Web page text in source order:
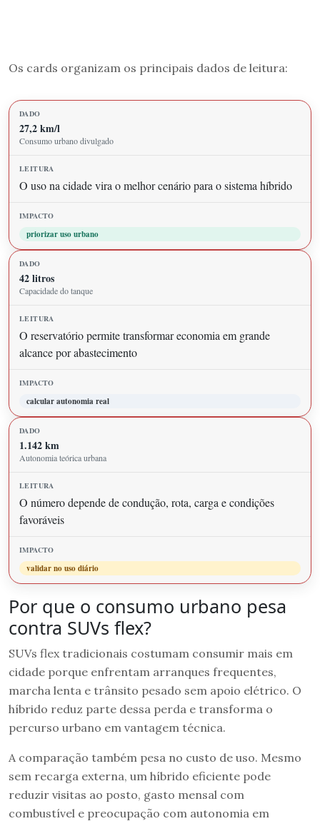
Os cards organizam os principais dados de leitura:
27,2 km/l
Consumo urbano divulgado
O uso na cidade vira o melhor cenário para o sistema híbrido
priorizar uso urbano
42 litros
Capacidade do tanque
O reservatório permite transformar economia em grande
alcance por abastecimento
calcular autonomia real
1.142 km
Autonomia teórica urbana
O número depende de condução, rota, carga e condições
favoráveis
validar no uso diário
Por que o consumo urbano pesa
contra SUVs flex?
SUVs flex tradicionais costumam consumir mais em
cidade porque enfrentam arranques frequentes,
marcha lenta e trânsito pesado sem apoio elétrico. O
híbrido reduz parte dessa perda e transforma o
percurso urbano em vantagem técnica.
A comparação também pesa no custo de uso. Mesmo
sem recarga externa, um híbrido eficiente pode
reduzir visitas ao posto, gasto mensal com
combustível e preocupação com autonomia em